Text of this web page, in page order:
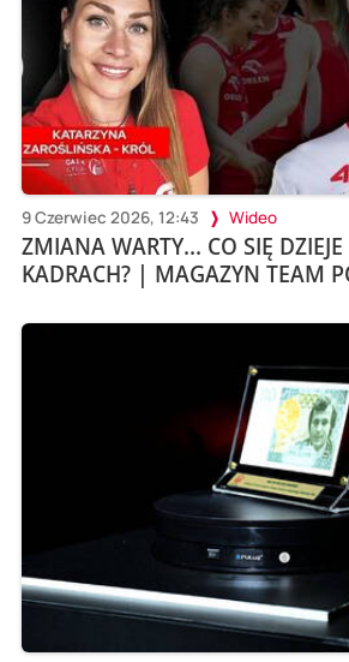
9 Czerwiec 2026, 12:43 Wideo
ZMIANA WARTY... CO SIĘ
KADRACH? | MAGAZYN TEAM